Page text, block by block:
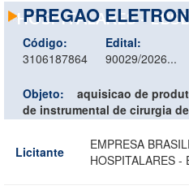
HOSPITALARES -
PREGAO
Código:
3106187864
Edital:
90029/2026...
Objeto:
aquisicao de
de instrumental de cirurgia
Licitante
EMPRESA
HOSPITALARES -